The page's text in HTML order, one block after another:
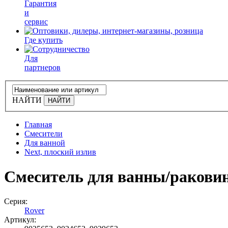
Гарантия
и
сервис
Где купить
Для
партнеров
НАЙТИ
Главная
Смесители
Для ванной
Next, плоский излив
Смеситель для ванны/
Серия:
Rover
Артикул: